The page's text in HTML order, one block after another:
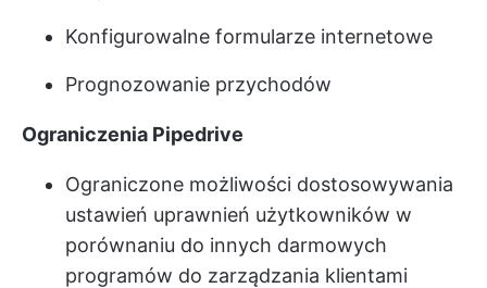
Konfigurowalne formularze internetowe
Prognozowanie przychodów
Ograniczenia Pipedrive
Ograniczone możliwości dostosowywania
ustawień uprawnień użytkowników w
porównaniu do innych darmowych
programów do zarządzania klientami